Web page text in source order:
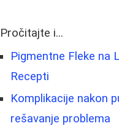
Pročitajte i...
Pigmentne Fleke na
Recepti
Komplikacije nakon
rešavanje problema